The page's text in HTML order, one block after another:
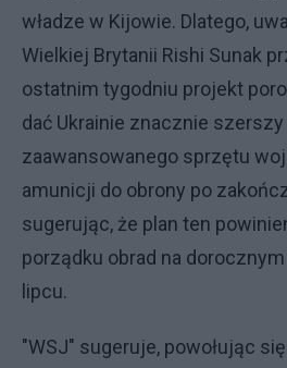
władze w Kijowie. Dlatego,
Wielkiej Brytanii Rishi Sunak
ostatnim tygodniu projekt
dać Ukrainie znacznie
zaawansowanego sprzętu
amunicji do obrony po
sugerując, że plan ten
porządku obrad na
lipcu.
"WSJ" sugeruje, powołując